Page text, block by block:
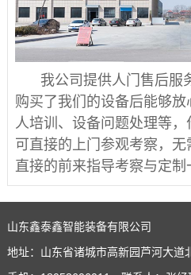
我公司提供人门售后服
购买了我们的设备后能够
人培训、设备问题处理等
可直接的上门参观考察，
直接的前来指导考察与定制
山东鑫泰鑫智能装备有限公司
地址：山东省诸城市高新园芦河大道